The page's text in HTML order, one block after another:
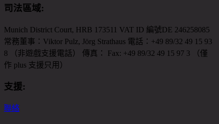
司法區域:
Munich District Court, HRB 173511 VAT ID 編號DE 246258085
常務董事：Viktor Pulz, Jörg Strathaus 電話：+49 89/32 49 15 93
8 （非遊戲支援電話） 傳真： Fax: +49 89/32 49 15 97 3 （僅
作 plus 支援只用）
支援:
聯絡